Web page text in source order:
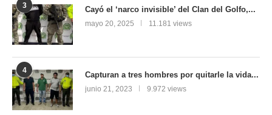
3 Cayó el ‘narco invisible’ del Clan del Golfo,...
mayo 20, 2025 11.181 views
4 Capturan a tres hombres por quitarle la vida...
junio 21, 2023 9.972 views